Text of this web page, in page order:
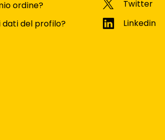
ordine?
del profilo?